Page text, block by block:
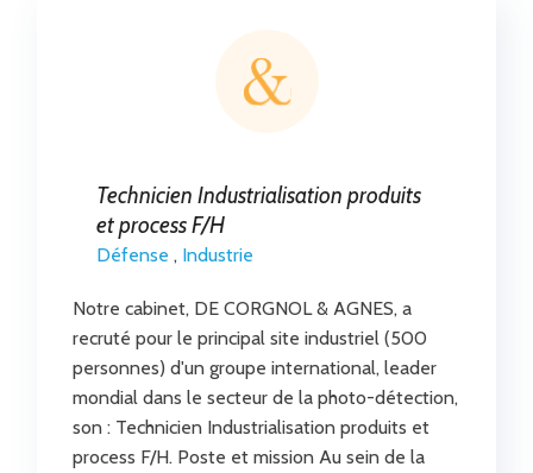
Technicien Industrialisation produits
et process F/H
Défense , Industrie
Notre cabinet, DE CORGNOL & AGNES, a
recruté pour le principal site industriel (500
personnes) d'un groupe international, leader
mondial dans le secteur de la photo-détection,
son : Technicien Industrialisation produits et
process F/H. Poste et mission Au sein de la